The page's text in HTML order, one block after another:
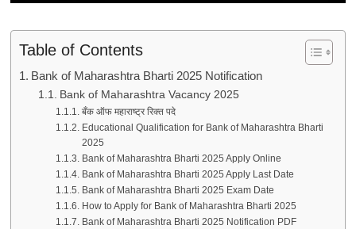
Table of Contents
Bank of Maharashtra Bharti 2025 Notification
Bank of Maharashtra Vacancy 2025
बँक ऑफ महाराष्ट्र रिक्त पदे
Educational Qualification for Bank of Maharashtra Bharti
2025
Bank of Maharashtra Bharti 2025 Apply Online
Bank of Maharashtra Bharti 2025 Apply Last Date
Bank of Maharashtra Bharti 2025 Exam Date
How to Apply for Bank of Maharashtra Bharti 2025
Bank of Maharashtra Bharti 2025 Notification PDF